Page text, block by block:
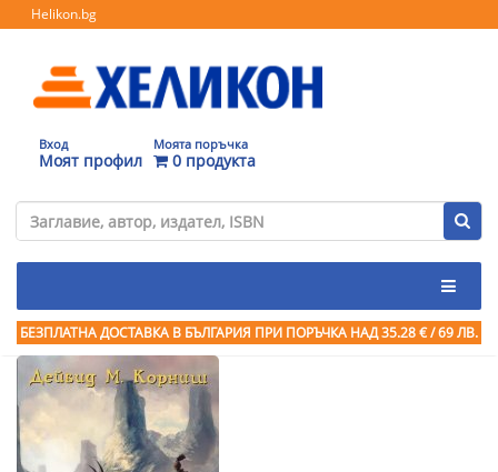
Helikon.bg
Вход
Моят профил
Моята поръчка
0 продукта
БЕЗПЛАТНА ДОСТАВКА В БЪЛГАРИЯ ПРИ ПОРЪЧКА НАД 35.28 € / 69 ЛВ.